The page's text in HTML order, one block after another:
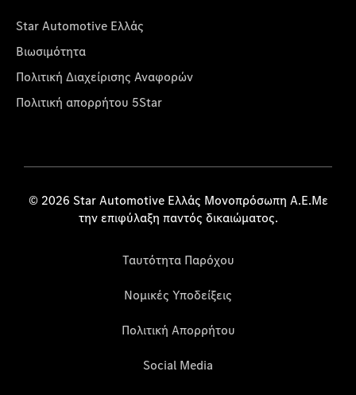
Star Automotive Ελλάς
Βιωσιμότητα
Πολιτική Διαχείρισης Αναφορών
Πολιτική απορρήτου 5Star
© 2026 Star Automotive Ελλάς Μονοπρόσωπη Α.Ε.Με
την επιφύλαξη παντός δικαιώματος.
Ταυτότητα Παρόχου
Νομικές Υποδείξεις
Πολιτική Απορρήτου
Social Media